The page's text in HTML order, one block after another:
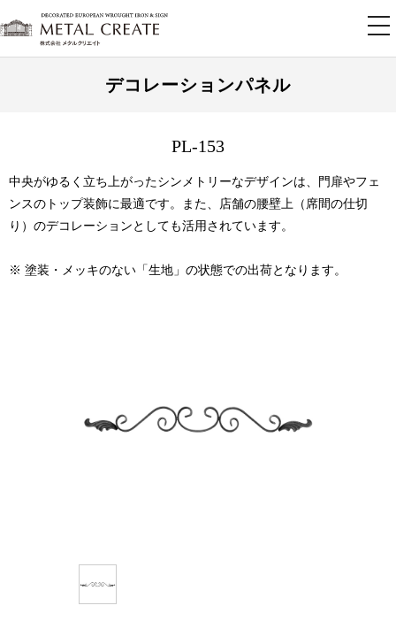
デコレーションパネル
PL-153
中央がゆるく立ち上がったシンメトリーなデザインは、門扉やフェ
ンスのトップ装飾に最適です。また、店舗の腰壁上（席間の仕切
り）のデコレーションとしても活用されています。
※ 塗装・メッキのない「生地」の状態での出荷となります。